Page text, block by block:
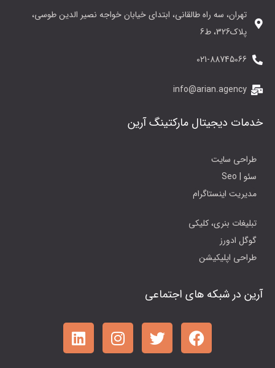
تهران، سه راه طالقانی، ابتدای خیابان خواجه نصیر الدین طوسی،
پلاک326، ط6
021-88745066
info@arian.agency
خدمات دیجیتال مارکتینگ آرین
طراحی سایت
سئو | Seo
مدیریت اینستاگرام
تبلیغات بنری، کلیکی
گوگل ادورز
طراحی اپلیکیشن
آرین در شبکه های اجتماعی